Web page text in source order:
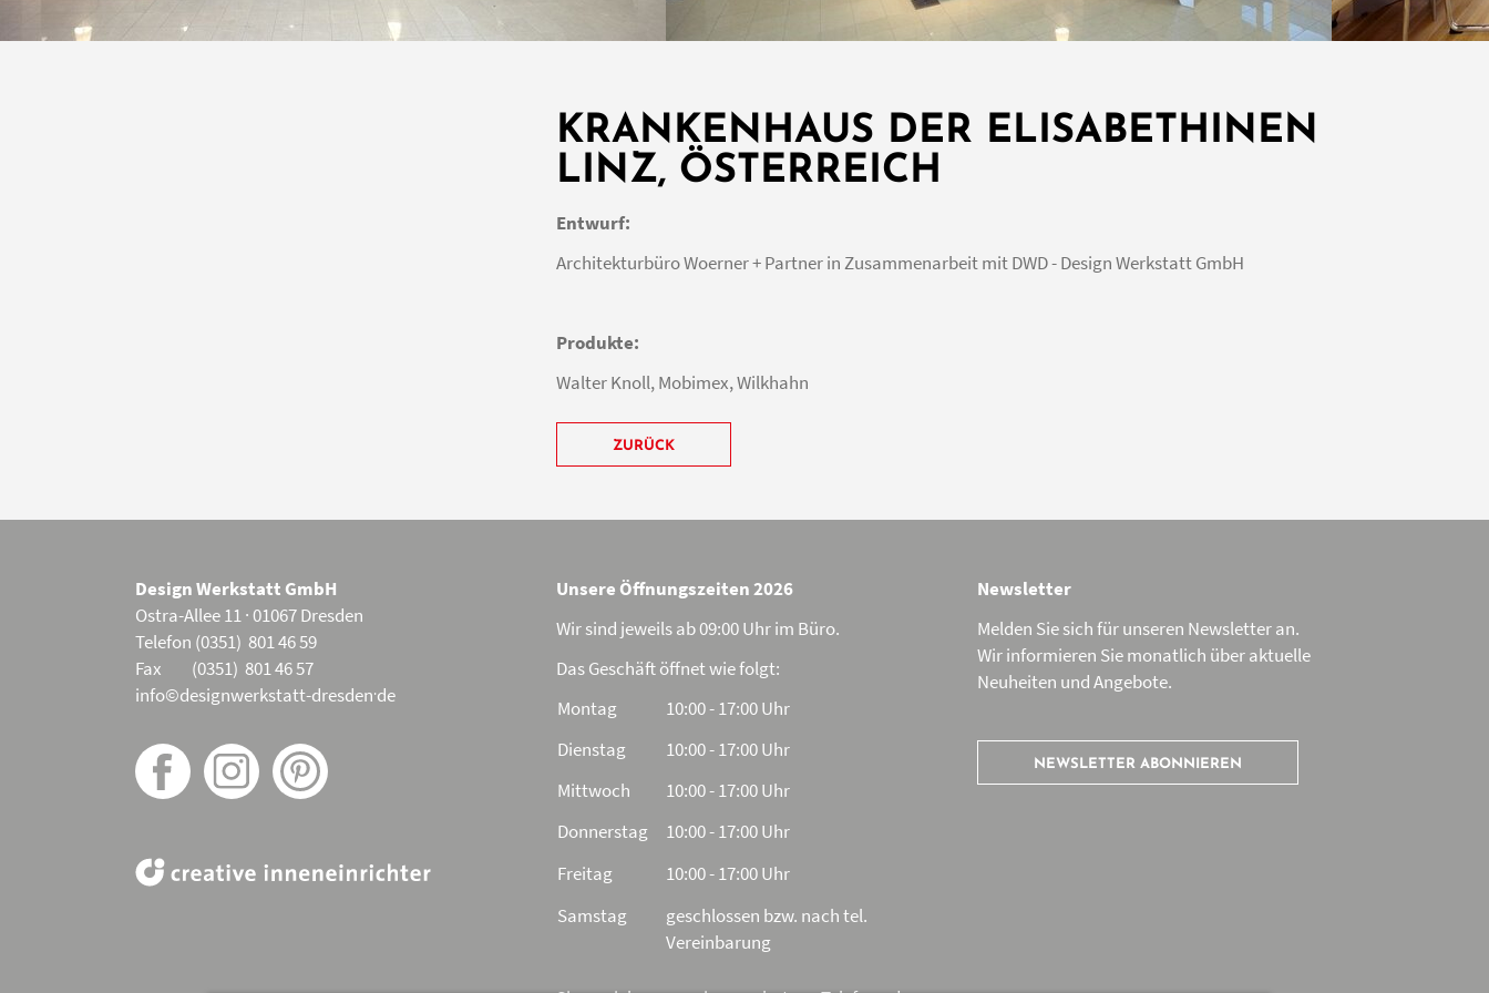
KRANKENHAUS DER ELISABETHINEN
LINZ, ÖSTERREICH
Entwurf:
Architekturbüro Woerner + Partner in Zusammenarbeit mit DWD - Design Werkstatt GmbH
Produkte:
Walter Knoll, Mobimex, Wilkhahn
ZURÜCK
Design Werkstatt GmbH
Ostra-Allee 11 · 01067 Dresden
Telefon (0351) 801 46 59
Fax (0351) 801 46 57
info©designwerkstatt-dresden.de
Unsere Öffnungszeiten 2026
Wir sind jeweils ab 09:00 Uhr im Büro.
Das Geschäft öffnet wie folgt:
Montag
10:00 - 17:00 Uhr
Dienstag
10:00 - 17:00 Uhr
Mittwoch
10:00 - 17:00 Uhr
Donnerstag
10:00 - 17:00 Uhr
Freitag
10:00 - 17:00 Uhr
Samstag
geschlossen bzw. nach tel.
Vereinbarung
Newsletter
Melden Sie sich für unseren Newsletter an.
Wir informieren Sie monatlich über aktuelle
Neuheiten und Angebote.
NEWSLETTER ABONNIEREN